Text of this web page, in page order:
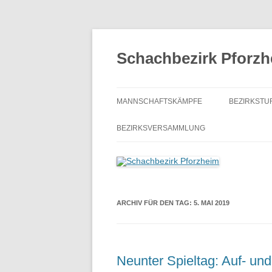
Schachbezirk
MANNSCHAFTSKÄMPFE
AUSSCHREIBUNG
BEZIRKSKLASSE
MANNSCHFTSPOKAL
BEZIRKSVERSAMMLUNG
ARCHIV FÜR DEN TAG: 5. MAI 2019
Neunter Spieltag: Auf-